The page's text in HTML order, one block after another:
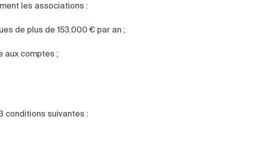
les associations :
de plus de 153.000 € par an ;
aux comptes ;
conditions suivantes :